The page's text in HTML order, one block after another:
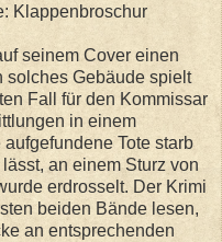
Klappenbroschur
seinem Cover einen
solches Gebäude spielt
Fall für den Kommissar
in einem
Tote starb
an einem Sturz von
erdrosselt. Der Krimi
beiden Bände lesen,
an entsprechenden